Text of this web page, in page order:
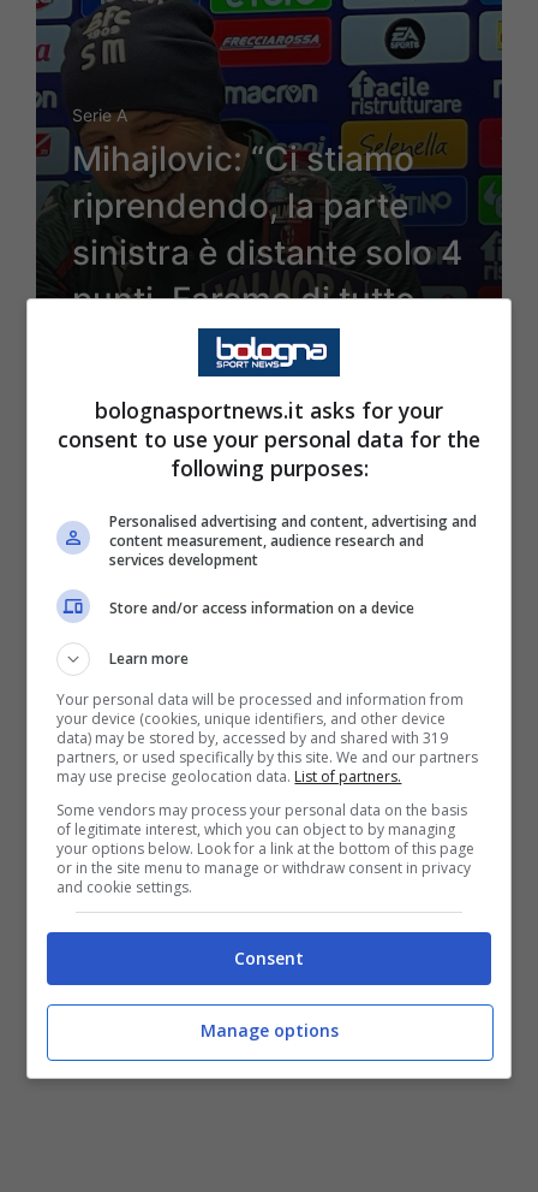
Serie A
Mihajlovic: “Ci stiamo
riprendendo, la parte
sinistra è distante solo 4
punti. Faremo di tutto
per arrivarci”
6 Febbraio 2022 - 17:45
Serie A
Le pagelle di Bologna-
Empoli: Soriano
onnipresente,
Arnautovic e Orsolini
non pervenuti
bolognasportnews.it asks for your
consent to use your personal data for the
following purposes:
Personalised advertising and content, advertising and
content measurement, audience research and
services development
Store and/or access information on a device
Learn more
Your personal data will be processed and information from
your device (cookies, unique identifiers, and other device
data) may be stored by, accessed by and shared with 319
partners, or used specifically by this site. We and our partners
may use precise geolocation data. List of partners.
Some vendors may process your personal data on the basis
of legitimate interest, which you can object to by managing
your options below. Look for a link at the bottom of this page
or in the site menu to manage or withdraw consent in privacy
and cookie settings.
Consent
Manage options